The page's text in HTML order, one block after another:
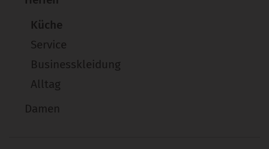
Küche
Service
Businesskleidung
Alltag
Damen